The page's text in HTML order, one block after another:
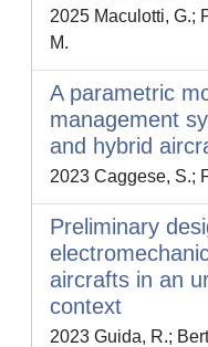
2025 Maculotti, G.;
M.
A parametric
management
and hybrid
2023 Caggese, S.;
Preliminary
aircrafts in an
context
2023 Guida, R.;